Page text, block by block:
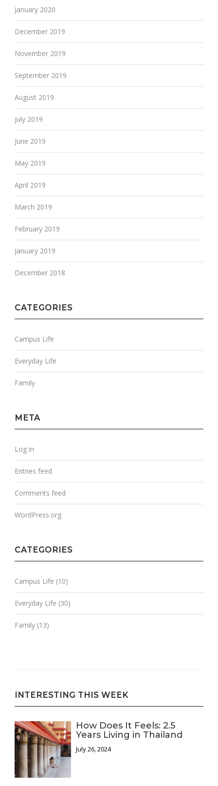
January 2020
December 2019
November 2019
September 2019
August 2019
July 2019
June 2019
May 2019
April 2019
March 2019
February 2019
January 2019
December 2018
CATEGORIES
Campus Life
Everyday Life
Family
META
Log in
Entries feed
Comments feed
WordPress.org
CATEGORIES
Campus Life (10)
Everyday Life (30)
Family (13)
INTERESTING THIS WEEK
How Does It Feels: 2.5
Years Living in Thailand
July 26, 2024